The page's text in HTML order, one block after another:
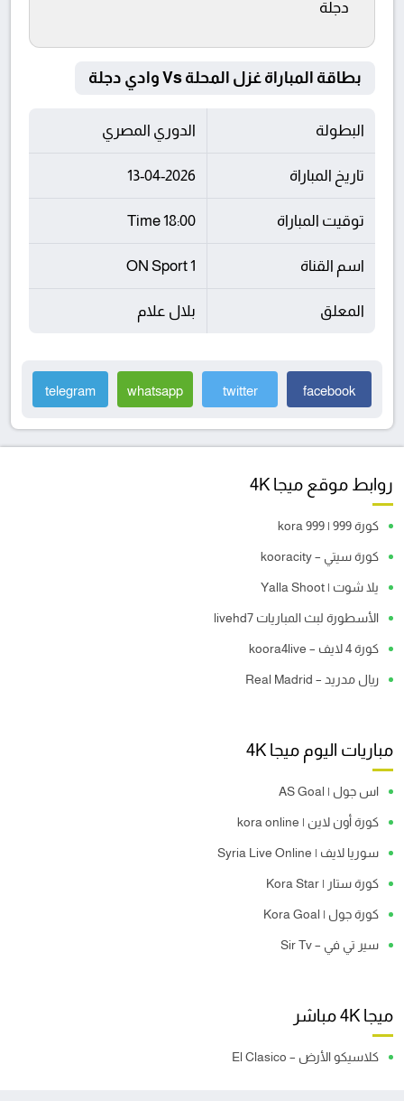
دجلة
بطاقة المباراة غزل المحلة Vs وادي دجلة
البطولة الدوري المصري
تاريخ المباراة 13-04-2026
توقيت المباراة 18:00 Time
اسم القناة ON Sport 1
المعلق بلال علام
facebook
twitter
whatsapp
telegram
روابط موقع ميجا 4K
كورة 999 | kora 999
كورة سيتي – kooracity
يلا شوت | Yalla Shoot
الأسطورة لبث المباريات livehd7
كورة 4 لايف – koora4live
ريال مدريد – Real Madrid
مباريات اليوم ميجا 4K
اس جول | AS Goal
كورة أون لاين | kora online
سوريا لايف | Syria Live Online
كورة ستار | Kora Star
كورة جول | Kora Goal
سير تي في – Sir Tv
ميجا 4K مباشر
كلاسيكو الأرض – El Clasico